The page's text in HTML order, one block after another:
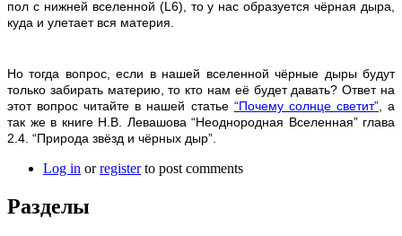
пол с нижней вселенной (L 6), то у нас образуется чёрная дыра,
куда и улетает вся материя.
Но тогда вопрос, если в нашей вселенной чёрные дыры будут
только забирать материю, то кто нам её будет давать? Ответ на
этот вопрос читайте в нашей статье “Почему солнце светит”, а
так же в книге Н.В. Левашова “Неоднородная Вселенная” глава
2.4. “Природа звёзд и чёрных дыр”.
Log in orregisterto post comments
Разделы